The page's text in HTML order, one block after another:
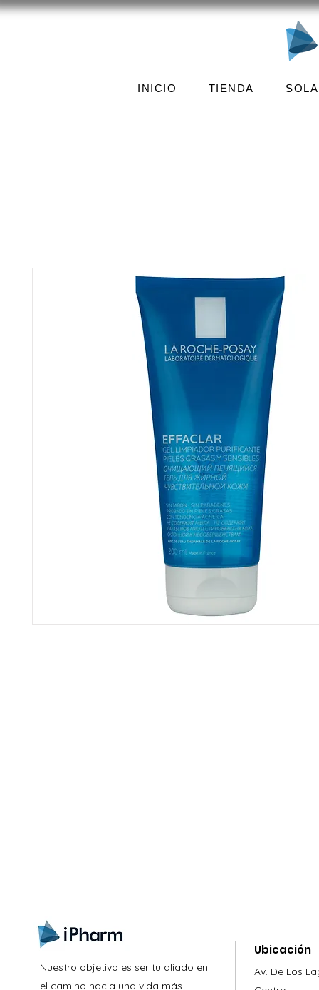
INICIO TIENDA
Nuestro objetivo es ser tu aliado en
el camino hacia una vida más
Ubicación
Av. De Los